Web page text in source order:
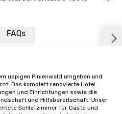
FAQs
üppigen Pinienwald umgeben und
Das komplett renovierte Hotel
und Einrichtungen sowie die
und Hilfsbereitschaft. Unser
Schlafzimmer für Gäste und